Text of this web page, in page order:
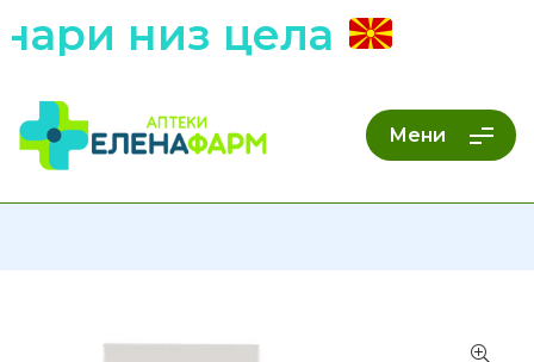
низ цела
Мени